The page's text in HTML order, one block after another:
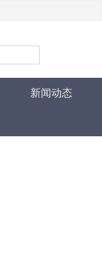
新闻动态